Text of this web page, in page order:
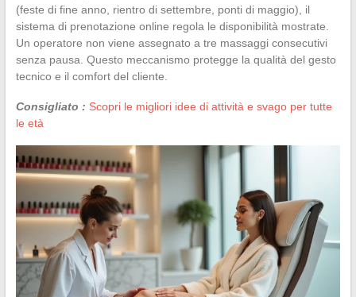
(feste di fine anno, rientro di settembre, ponti di maggio), il
sistema di prenotazione online regola le disponibilità mostrate.
Un operatore non viene assegnato a tre massaggi consecutivi
senza pausa. Questo meccanismo protegge la qualità del gesto
tecnico e il comfort del cliente.
Consigliato : Scopri le migliori idee di attività e svago per tutte
le età